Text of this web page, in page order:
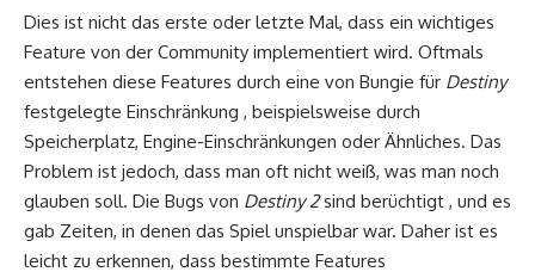
Dies ist nicht das erste oder letzte Mal, dass ein wichtiges
Feature von der Community implementiert wird. Oftmals
entstehen diese Features durch eine von Bungie für Destiny
festgelegte Einschränkung , beispielsweise durch
Speicherplatz, Engine-Einschränkungen oder Ähnliches. Das
Problem ist jedoch, dass man oft nicht weiß, was man noch
glauben soll. Die Bugs von Destiny 2sind berüchtigt , und es
gab Zeiten, in denen das Spiel unspielbar war. Daher ist es
leicht zu erkennen, dass bestimmte Features